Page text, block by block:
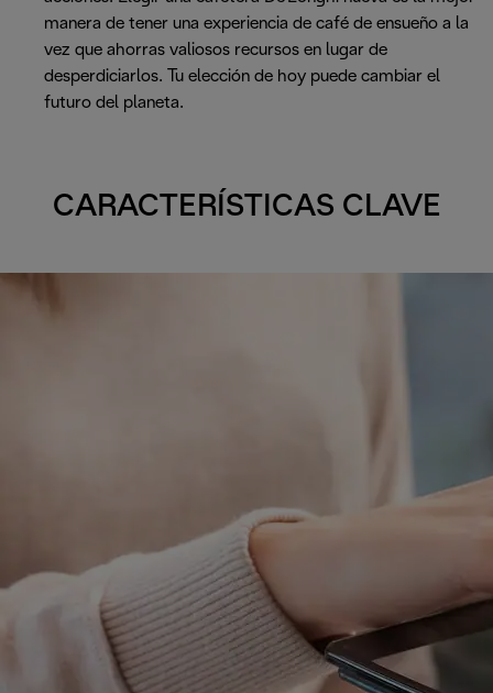
manera de tener una experiencia de café de ensueño a la
vez que ahorras valiosos recursos en lugar de
desperdiciarlos. Tu elección de hoy puede cambiar el
futuro del planeta.
CARACTERÍSTICAS CLAVE